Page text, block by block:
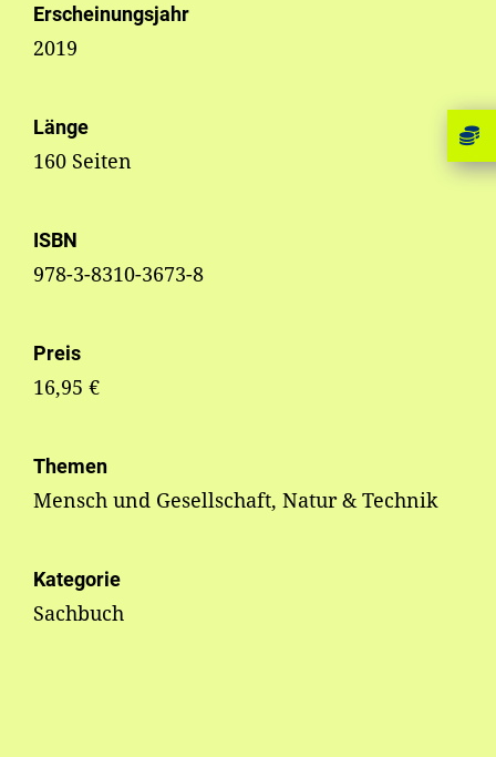
Erscheinungsjahr
2019
Länge
160 Seiten
ISBN
978-3-8310-3673-8
Preis
16,95 €
Themen
Mensch und Gesellschaft, Natur & Technik
Kategorie
Sachbuch